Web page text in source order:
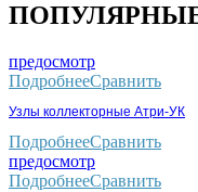
предосмотр
ПодробнееСравнить
Узлы коллекторные Атри-УК
ПодробнееСравнить
предосмотр
ПодробнееСравнить